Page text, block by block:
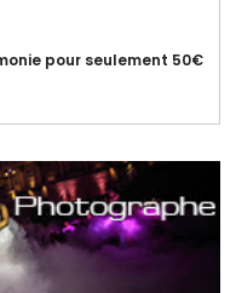
pour seulement 50€